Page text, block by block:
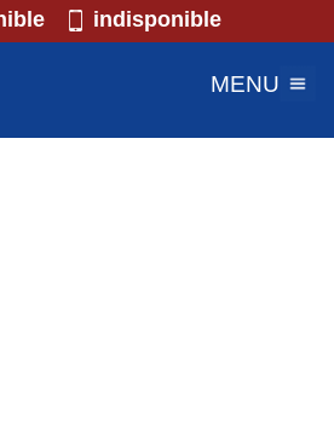
indisponible
MENU